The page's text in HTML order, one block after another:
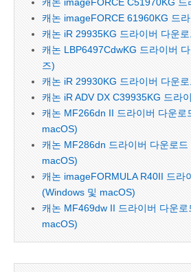
캐논 imageFORCE 61960KG 드
캐논 iR 29935KG 드라이버 다운로
캐논 LBP6497CdwKG 드라이버
즈)
캐논 iR 29930KG 드라이버 다운로
캐논 iR ADV DX C39935KG 드라
캐논 MF266dn II 드라이버 다운로
macOS)
캐논 MF286dn 드라이버 다운로드
macOS)
캐논 imageFORMULA R40II 드라
(Windows 및 macOS)
캐논 MF469dw II 드라이버 다운로
macOS)